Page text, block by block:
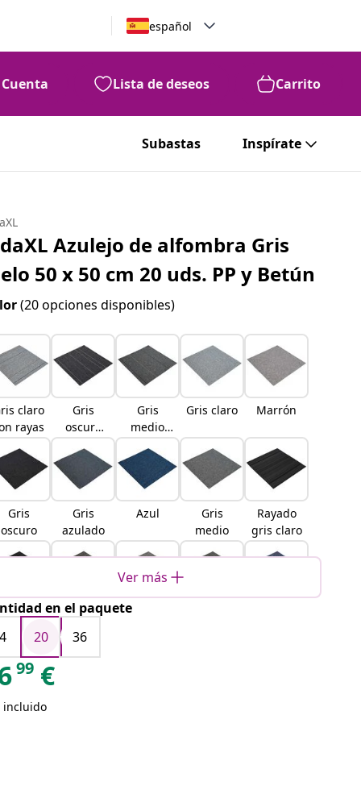
español
Cuenta Lista de deseos Carrito
Subastas Inspírate
Azulejo de alfombra Gris
50 x 50 cm 20 uds. PP y Betún
(20 opciones disponibles)
claro
rayas
Gris
oscuro
con rayas
Gris
medio
con rayas
Gris claro Marrón
Gris
oscuro
Gris
azulado
Azul
Gris
medio
Rayado
gris claro
gris
Rayado
marrón
Rayado
Ver más
en el paquete
4
20 36
99 €
incluido